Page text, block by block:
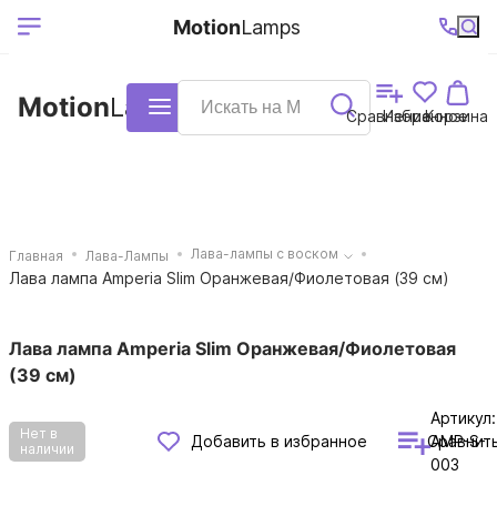
Ваш регион
Выберите ваш
+7 (495)740-
38-68
График
работы
MotionLamps Каталог Сравнение
Избранное
Корзина
MotionLamps
Главная Лава-Лампы Лава-лампы с воском
Лава лампа Amperia Slim Оранжевая/Фиолетовая (39 см)
Лава лампа Amperia Slim Оранжевая/Фиолетовая
(39 см)
Нет в
наличии
Добавить в избранное
Артикул:
AMP-S-
003